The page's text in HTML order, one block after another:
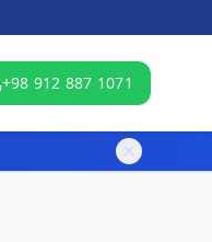
+98 912 887 1071